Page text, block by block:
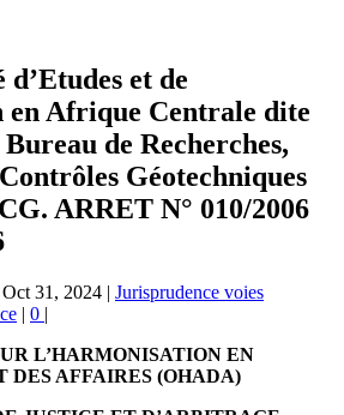
et de
en Afrique Centrale dite
de Recherches,
Géotechniques
ARRET N° 010/2006
Oct 31, 2024 | Jurisprudence voies
| 0 |
L’HARMONISATION EN
DES AFFAIRES (OHADA)